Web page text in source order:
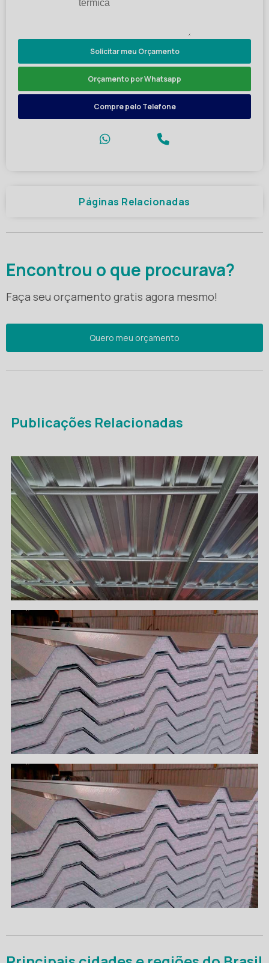
Solicitar meu Orçamento
Orçamento por Whatsapp
Compre pelo Telefone
Páginas Relacionadas
Encontrou o que procurava?
Faça seu orçamento gratis agora mesmo!
Quero meu orçamento
Publicações Relacionadas